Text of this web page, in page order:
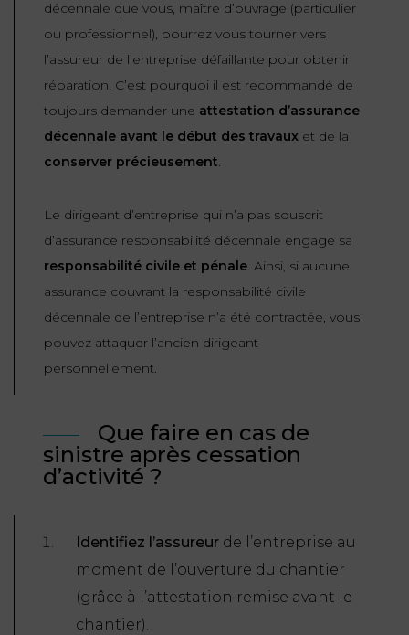
décennale que vous, maître d’ouvrage (particulier
ou professionnel), pourrez vous tourner vers
l’assureur de l’entreprise défaillante pour obtenir
réparation. C’est pourquoi il est recommandé de
toujours demander une attestation d’assurance
décennale avant le début des travaux et de la
conserver précieusement.
Le dirigeant d’entreprise qui n’a pas souscrit
d’assurance responsabilité décennale engage sa
responsabilité civile et pénale. Ainsi, si aucune
assurance couvrant la responsabilité civile
décennale de l’entreprise n’a été contractée, vous
pouvez attaquer l’ancien dirigeant
personnellement.
Que faire en cas de
sinistre après cessation
d’activité ?
Identifiez l’assureur de l’entreprise au
moment de l’ouverture du chantier
(grâce à l’attestation remise avant le
chantier).